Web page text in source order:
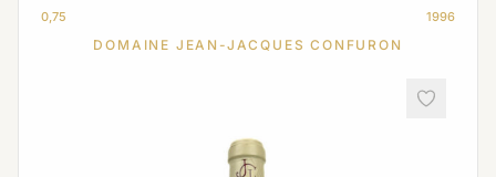
0,75 1996
DOMAINE JEAN-JACQUES CONFURON